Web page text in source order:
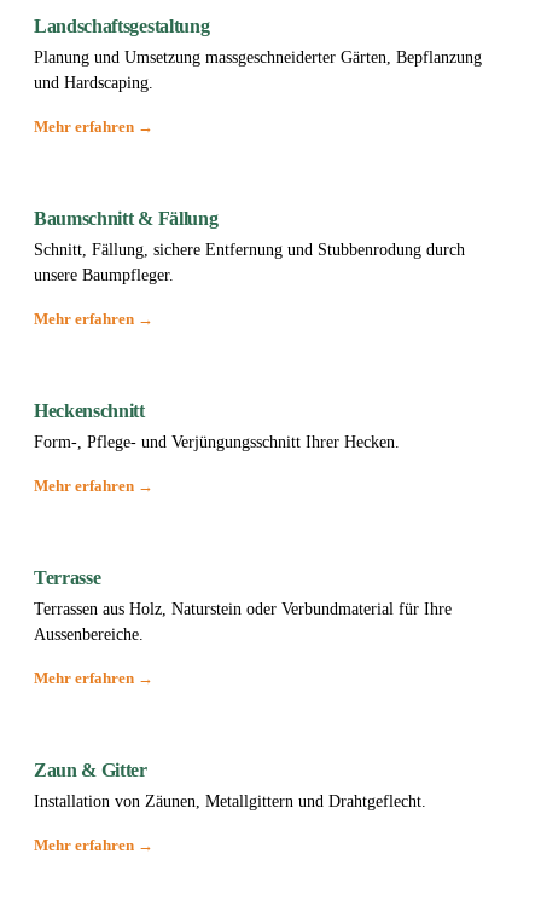
Landschaftsgestaltung
Planung und Umsetzung massgeschneiderter Gärten, Bepflanzung
und Hardscaping.
Mehr erfahren →
Baumschnitt & Fällung
Schnitt, Fällung, sichere Entfernung und Stubbenrodung durch
unsere Baumpfleger.
Mehr erfahren →
Heckenschnitt
Form-, Pflege- und Verjüngungsschnitt Ihrer Hecken.
Mehr erfahren →
Terrasse
Terrassen aus Holz, Naturstein oder Verbundmaterial für Ihre
Aussenbereiche.
Mehr erfahren →
Zaun & Gitter
Installation von Zäunen, Metallgittern und Drahtgeflecht.
Mehr erfahren →